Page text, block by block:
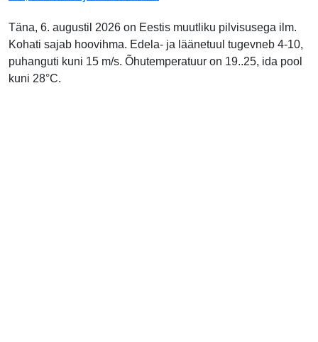
Täna, 6. augustil 2026 on Eestis muutliku pilvisusega ilm.
Kohati sajab hoovihma. Edela- ja läänetuul tugevneb 4-10,
puhanguti kuni 15 m/s. Õhutemperatuur on 19..25, ida pool
kuni 28°C.